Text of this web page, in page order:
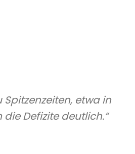
Spitzenzeiten, etwa in
die Defizite deutlich.“